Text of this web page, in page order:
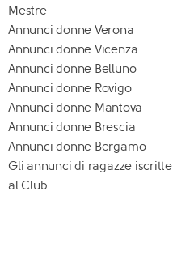
Mestre
Annunci donne Verona
Annunci donne Vicenza
Annunci donne Belluno
Annunci donne Rovigo
Annunci donne Mantova
Annunci donne Brescia
Annunci donne Bergamo
Gli annunci di ragazze iscritte
al Club